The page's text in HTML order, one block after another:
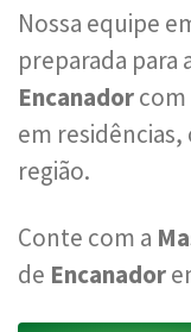
Nossa equipe
preparada para
Encanadorcom
em
região.
Conte com a
de Encanador